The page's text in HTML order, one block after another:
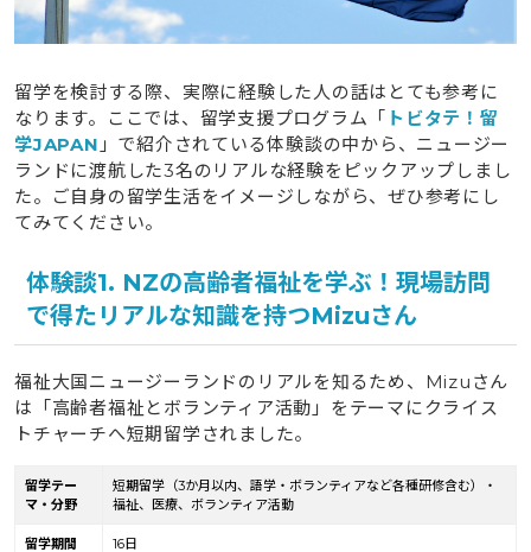
留学を検討する際、実際に経験した人の話はとても参考に
なります。ここでは、留学支援プログラム「 トビタテ！留
学JAPAN 」で紹介されている体験談の中から、ニュージー
ランドに渡航した3名のリアルな経験をピックアップしまし
た。ご自身の留学生活をイメージしながら、ぜひ参考にし
てみてください。
体験談1. NZの高齢者福祉を学ぶ！現場訪問
で得たリアルな知識を持つMizuさん
福祉大国ニュージーランドのリアルを知るため、Mizuさん
は「高齢者福祉とボランティア活動」をテーマにクライス
トチャーチへ短期留学されました。
留学テー
マ・分野
短期留学（3か月以内、語学・ボランティアなど各種研修含む）・
福祉、医療、ボランティア活動
留学期間 16日